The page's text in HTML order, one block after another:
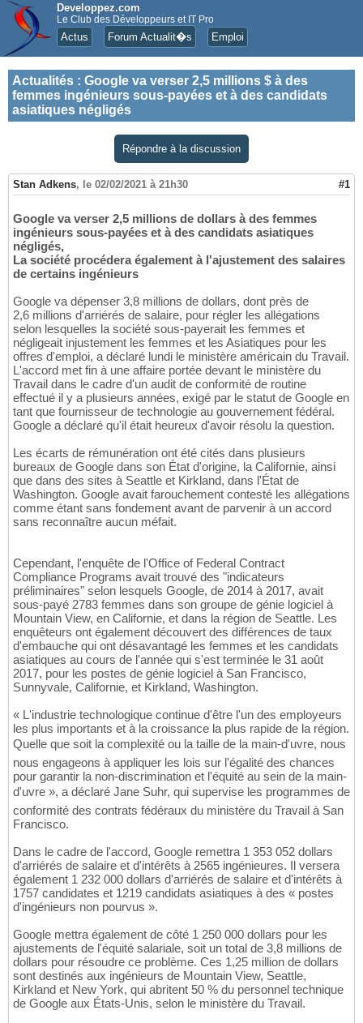
Developpez.com
Le Club des Développeurs et IT Pro
Actus Forum Actualit�s Emploi
Actualités : Google va verser 2,5 millions $ à des
femmes ingénieurs sous-payées et à des candidats
asiatiques négligés
Répondre à la discussion
Stan Adkens, le 02/02/2021 à 21h30 #1
Google va verser 2,5 millions de dollars à des femmes
ingénieurs sous-payées et à des candidats asiatiques
négligés,
La société procédera également à l'ajustement des salaires
de certains ingénieurs
Google va dépenser 3,8 millions de dollars, dont près de
2,6 millions d'arriérés de salaire, pour régler les allégations
selon lesquelles la société sous-payerait les femmes et
négligeait injustement les femmes et les Asiatiques pour les
offres d'emploi, a déclaré lundi le ministère américain du Travail.
L'accord met fin à une affaire portée devant le ministère du
Travail dans le cadre d'un audit de conformité de routine
effectué il y a plusieurs années, exigé par le statut de Google en
tant que fournisseur de technologie au gouvernement fédéral.
Google a déclaré qu'il était heureux d'avoir résolu la question.
Les écarts de rémunération ont été cités dans plusieurs
bureaux de Google dans son État d'origine, la Californie, ainsi
que dans des sites à Seattle et Kirkland, dans l'État de
Washington. Google avait farouchement contesté les allégations
comme étant sans fondement avant de parvenir à un accord
sans reconnaître aucun méfait.
Cependant, l'enquête de l'Office of Federal Contract
Compliance Programs avait trouvé des "indicateurs
préliminaires" selon lesquels Google, de 2014 à 2017, avait
sous-payé 2783 femmes dans son groupe de génie logiciel à
Mountain View, en Californie, et dans la région de Seattle. Les
enquêteurs ont également découvert des différences de taux
d'embauche qui ont désavantagé les femmes et les candidats
asiatiques au cours de l'année qui s'est terminée le 31 août
2017, pour les postes de génie logiciel à San Francisco,
Sunnyvale, Californie, et Kirkland, Washington.
« L'industrie technologique continue d'être l'un des employeurs
les plus importants et à la croissance la plus rapide de la région.
Quelle que soit la complexité ou la taille de la main-d'uvre, nous
nous engageons à appliquer les lois sur l'égalité des chances
pour garantir la non-discrimination et l'équité au sein de la main-
d'uvre », a déclaré Jane Suhr, qui supervise les programmes de
conformité des contrats fédéraux du ministère du Travail à San
Francisco.
Dans le cadre de l'accord, Google remettra 1 353 052 dollars
d'arriérés de salaire et d'intérêts à 2565 ingénieures. Il versera
également 1 232 000 dollars d'arriérés de salaire et d'intérêts à
1757 candidates et 1219 candidats asiatiques à des « postes
d'ingénieurs non pourvus ».
Google mettra également de côté 1 250 000 dollars pour les
ajustements de l'équité salariale, soit un total de 3,8 millions de
dollars pour résoudre ce problème. Ces 1,25 million de dollars
sont destinés aux ingénieurs de Mountain View, Seattle,
Kirkland et New York, qui abritent 50 % du personnel technique
de Google aux États-Unis, selon le ministère du Travail.